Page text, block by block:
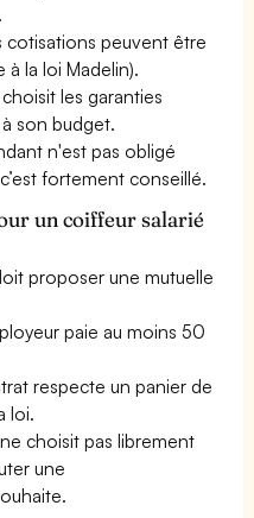
cotisations peuvent être
à la loi Madelin).
les garanties
son budget.
n'est pas obligé
fortement conseillé.
un coiffeur salarié
proposer une mutuelle
paie au moins 50
respecte un panier de
loi.
choisit pas librement
une